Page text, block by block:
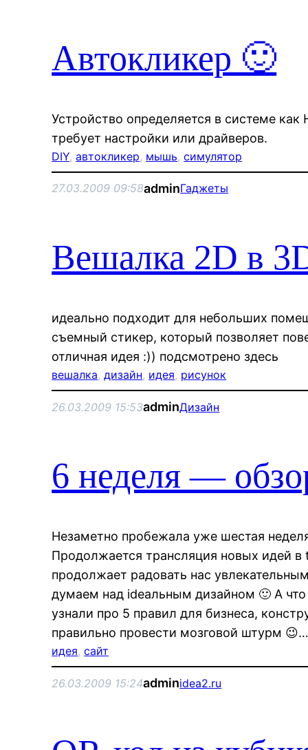
Автокликер 🙂
Устройство определяется в системе
требует настройки или драйверов.
DIY, автокликер, мышь, симулятор
27.03.2009 09:58adminГаджеты
Вешалка 2D в
идеально подходит для небольших
съемный стикер, который позволяет
отличная идея :)) подсмотрено здесь
вешалка, дизайн, идея, рисунок
26.03.2009 15:53adminДизайн
6 неделя —
Незаметно пробежала уже шестая
Продолжается трансляция новых идей
продолжает радовать нас
думаем над ideaльным дизайном 🙂 А
узнали про 5 правил для бизнеса,
правильно провести мозговой штурм
идея, сайт
26.03.2009 15:24adminidea2.ru